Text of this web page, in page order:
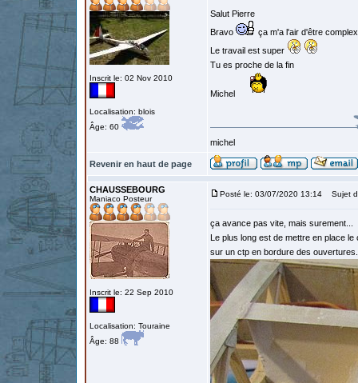
Inscrit le: 02 Nov 2010
Localisation: blois
Âge: 60
Salut Pierre
Bravo
ça m'a l'air d'être
Le travail est super
Tu es proche de la fin
Michel
michel
Revenir en haut de page
CHAUSSEBOURG
Maniaco Posteur
Inscrit le: 22 Sep 2010
Localisation: Touraine
Âge: 88
Posté le: 03/07/2020 13:14 Sujet
ça avance pas vite, mais surement...
Le plus long est de mettre en place
sur un ctp en bordure des